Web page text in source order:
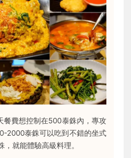
餐費想控制在500泰銖內，專攻
2000泰銖可以吃到不錯的坐式
就能體驗高級料理。